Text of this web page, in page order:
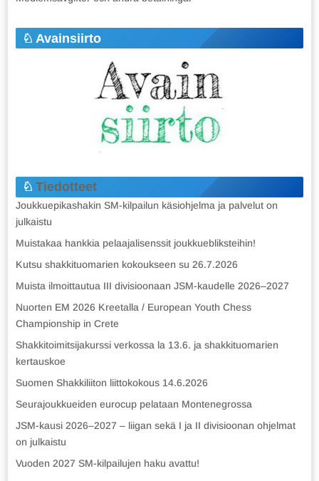
Avainsiirto
Tiedotteet
Joukkuepikashakin SM-kilpailun käsiohjelma ja palvelut on
julkaistu
Muistakaa hankkia pelaajalisenssit joukkuebliksteihin!
Kutsu shakkituomarien kokoukseen su 26.7.2026
Muista ilmoittautua III divisioonaan JSM-kaudelle 2026–2027
Nuorten EM 2026 Kreetalla / European Youth Chess
Championship in Crete
Shakkitoimitsijakurssi verkossa la 13.6. ja shakkituomarien
kertauskoe
Suomen Shakkiliiton liittokokous 14.6.2026
Seurajoukkueiden eurocup pelataan Montenegrossa
JSM-kausi 2026–2027 – liigan sekä I ja II divisioonan ohjelmat
on julkaistu
Vuoden 2027 SM-kilpailujen haku avattu!